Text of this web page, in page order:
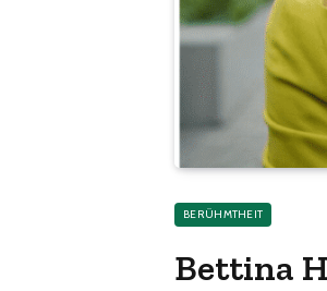
BERÜHMTHEIT
Bettina